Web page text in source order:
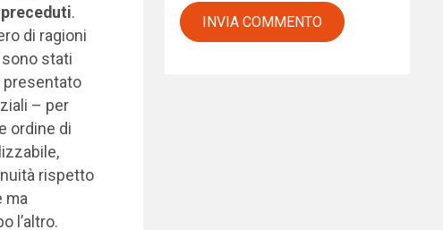
.
di ragioni
stati
presentato
– per
ordine di
rispetto
ma
l’altro.